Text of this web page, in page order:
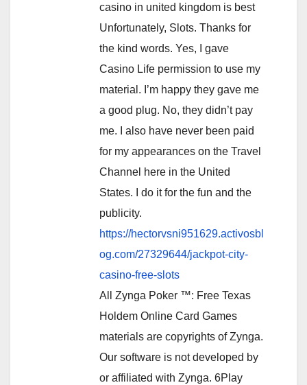
casino in united kingdom is best
Unfortunately, Slots. Thanks for
the kind words. Yes, I gave
Casino Life permission to use my
material. I’m happy they gave me
a good plug. No, they didn’t pay
me. I also have never been paid
for my appearances on the Travel
Channel here in the United
States. I do it for the fun and the
publicity.
https://hectorvsni951629.activosbl
og.com/27329644/jackpot-city-
casino-free-slots
All Zynga Poker ™: Free Texas
Holdem Online Card Games
materials are copyrights of Zynga.
Our software is not developed by
or affiliated with Zynga. 6Play